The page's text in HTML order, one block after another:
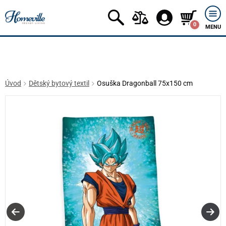
0 MENU
Úvod Dětský bytový textil Osuška Dragonball 75x150 cm